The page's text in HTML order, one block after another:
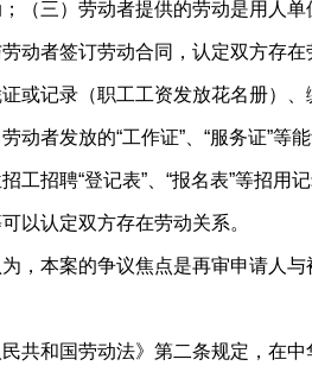
（三）劳动者提供的劳动是用人
动者签订劳动合同，认定双方存在
证或记录（职工工资发放花名册）
动者发放的“工作证”、“服务证”等
工招聘“登记表”、“报名表”等招用
以认定双方存在劳动关系。
，本案的争议焦点是再审申请人
共和国劳动法》第二条规定，在